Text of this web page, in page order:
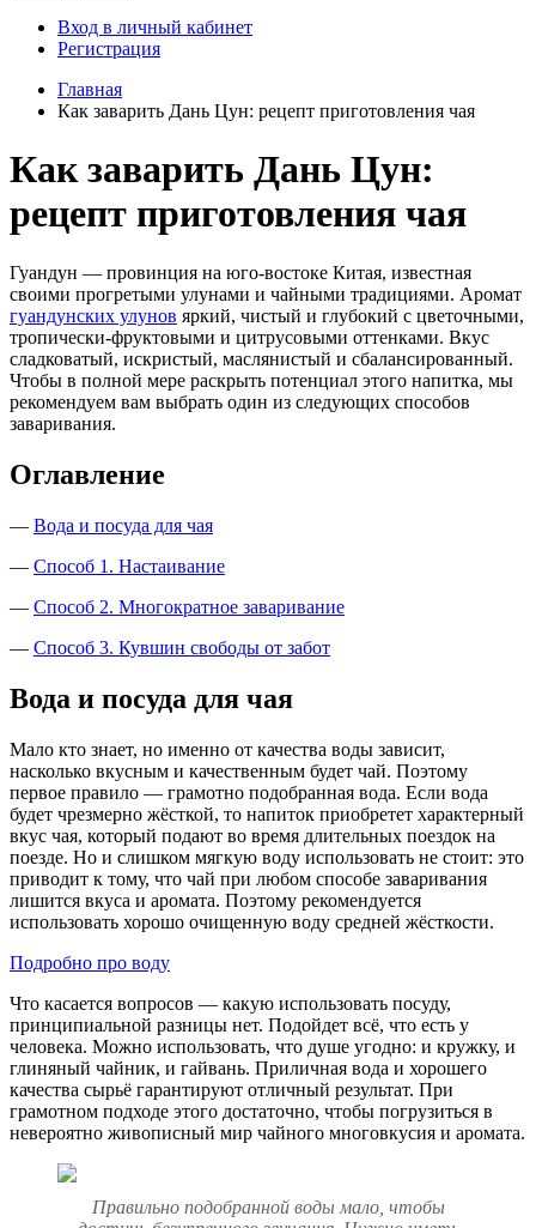
Вход в личный кабинет
Регистрация
Главная
Как заварить Дань Цун: рецепт приготовления чая
Как заварить Дань Цун:
рецепт приготовления чая
Гуандун — провинция на юго-востоке Китая, известная
своими прогретыми улунами и чайными традициями. Аромат
гуандунских улунов яркий, чистый и глубокий с цветочными,
тропически-фруктовыми и цитрусовыми оттенками. Вкус
сладковатый, искристый, маслянистый и сбалансированный.
Чтобы в полной мере раскрыть потенциал этого напитка, мы
рекомендуем вам выбрать один из следующих способов
заваривания.
Оглавление
— Вода и посуда для чая
— Способ 1. Настаивание
— Способ 2. Многократное заваривание
— Способ 3. Кувшин свободы от забот
Вода и посуда для чая
Мало кто знает, но именно от качества воды зависит,
насколько вкусным и качественным будет чай. Поэтому
первое правило — грамотно подобранная вода. Если вода
будет чрезмерно жёсткой, то напиток приобретет характерный
вкус чая, который подают во время длительных поездок на
поезде. Но и слишком мягкую воду использовать не стоит: это
приводит к тому, что чай при любом способе заваривания
лишится вкуса и аромата. Поэтому рекомендуется
использовать хорошо очищенную воду средней жёсткости.
Подробно про воду
Что касается вопросов — какую использовать посуду,
принципиальной разницы нет. Подойдет всё, что есть у
человека. Можно использовать, что душе угодно: и кружку, и
глиняный чайник, и гайвань. Приличная вода и хорошего
качества сырьё гарантируют отличный результат. При
грамотном подходе этого достаточно, чтобы погрузиться в
невероятно живописный мир чайного многовкусия и аромата.
Правильно подобранной воды мало, чтобы